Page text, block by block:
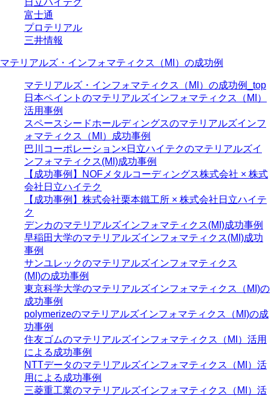
日立ハイテク
富士通
プロテリアル
三井情報
マテリアルズ・インフォマティクス（MI）の成功例
マテリアルズ・インフォマティクス（MI）の成功例_top
日本ペイントのマテリアルズインフォマティクス（MI）
活用事例
スペースシードホールディングスのマテリアルズインフ
ォマティクス（MI）成功事例
巴川コーポレーション×日立ハイテクのマテリアルズイ
ンフォマティクス(MI)成功事例
【成功事例】NOFメタルコーディングス株式会社 × 株式
会社日立ハイテク
【成功事例】株式会社栗本鐵工所 × 株式会社日立ハイテ
ク
デンカのマテリアルズインフォマティクス(MI)成功事例
早稲田大学のマテリアルズインフォマティクス(MI)成功
事例
サンユレックのマテリアルズインフォマティクス
(MI)の成功事例
東京科学大学のマテリアルズインフォマティクス（MI)の
成功事例
polymerizeのマテリアルズインフォマティクス（MI)の成
功事例
住友ゴムのマテリアルズインフォマティクス（MI）活用
による成功事例
NTTデータのマテリアルズインフォマティクス（MI）活
用による成功事例
三菱重工業のマテリアルズインフォマティクス（MI）活